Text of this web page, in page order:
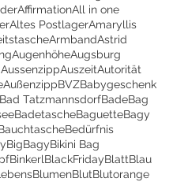
AffirmationAll in one
Altes PostlagerAmaryllis
ArmbandAstrid
AugenhöheAugsburg
AussenzippAuszeitAutorität
AußenzippBVZBabygeschenk
Bad TatzmannsdorfBadeBag
BadetascheBaguetteBagy
Bedürfnis
BigBagyBikini Bag
BinkerlBlackFridayBlattBlau
BlumenBlutBlutorange